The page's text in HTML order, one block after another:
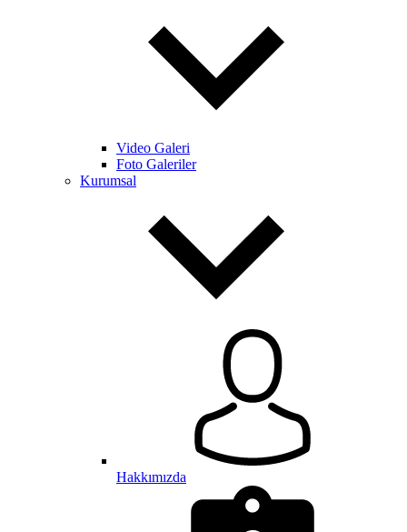
Video Galeri
Foto Galeriler
Kurumsal
Hakkımızda